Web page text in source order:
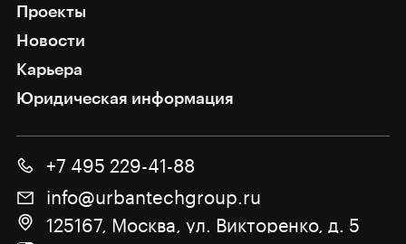
Проекты
Новости
Карьера
Юридическая информация
+7 495 229-41-88
info@urbantechgroup.ru
125167, Москва, ул. Викторенко, д. 5